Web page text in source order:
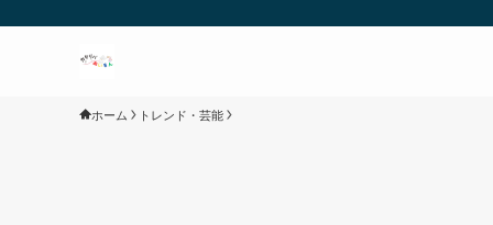
ホーム トレンド・芸能